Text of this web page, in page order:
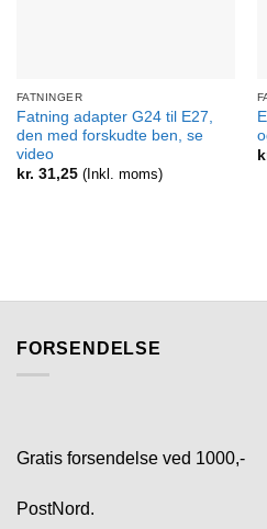
FATNINGER
Fatning adapter G24 til E27,
den med forskudte ben, se
video
kr. 31,25(Inkl. moms)
FORSENDELSE
Gratis forsendelse ved 1000,-
PostNord.